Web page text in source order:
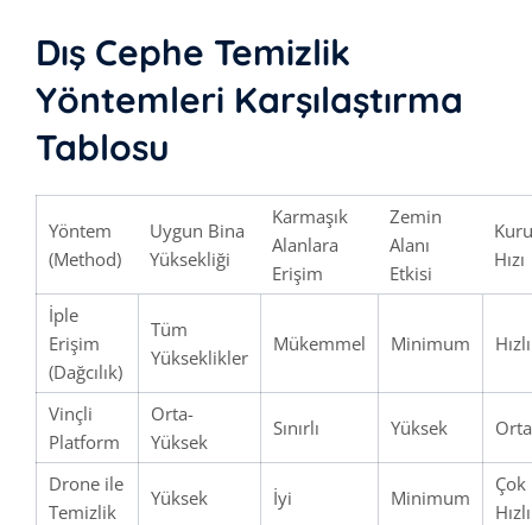
Dış Cephe Temizlik
Yöntemleri Karşılaştırma
Tablosu
Yöntem
(Method)
Uygun Bina
Yüksekliği
Karmaşık
Alanlara
Erişim
Zemin
Alanı
Etkisi
Hızı
İple
Erişim
(Dağcılık)
Tüm
Yükseklikler
Mükemmel Minimum Hızlı
Vinçli
Platform
Orta-
Yüksek
Sınırlı Yüksek Orta
Drone ile
Temizlik
Yüksek İyi Minimum
Çok
Hızlı